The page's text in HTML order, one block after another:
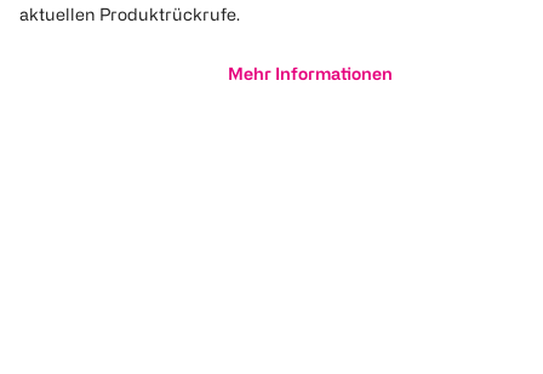
aktuellen Produktrückrufe.
Mehr Informationen